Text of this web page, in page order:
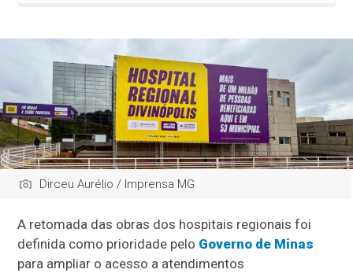
Dirceu Aurélio / Imprensa MG
A retomada das obras dos hospitais regionais foi
definida como prioridade pelo Governo de Minas
para ampliar o acesso a atendimentos